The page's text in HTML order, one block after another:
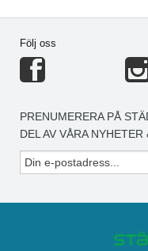
Följ oss
PRENUMERERA PÅ
DEL AV VÅRA NYHETER